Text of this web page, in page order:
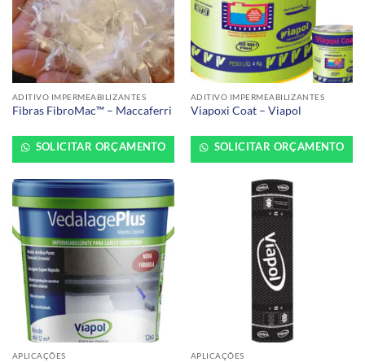
ADITIVO IMPERMEABILIZANTES
Fibras FibroMac™ – Maccaferri
SOLICITAR ORÇAMENTO
ADITIVO IMPERMEABILIZANTES
Viapoxi Coat – Viapol
SOLICITAR ORÇAMENTO
APLICAÇÕES APLICAÇÕES